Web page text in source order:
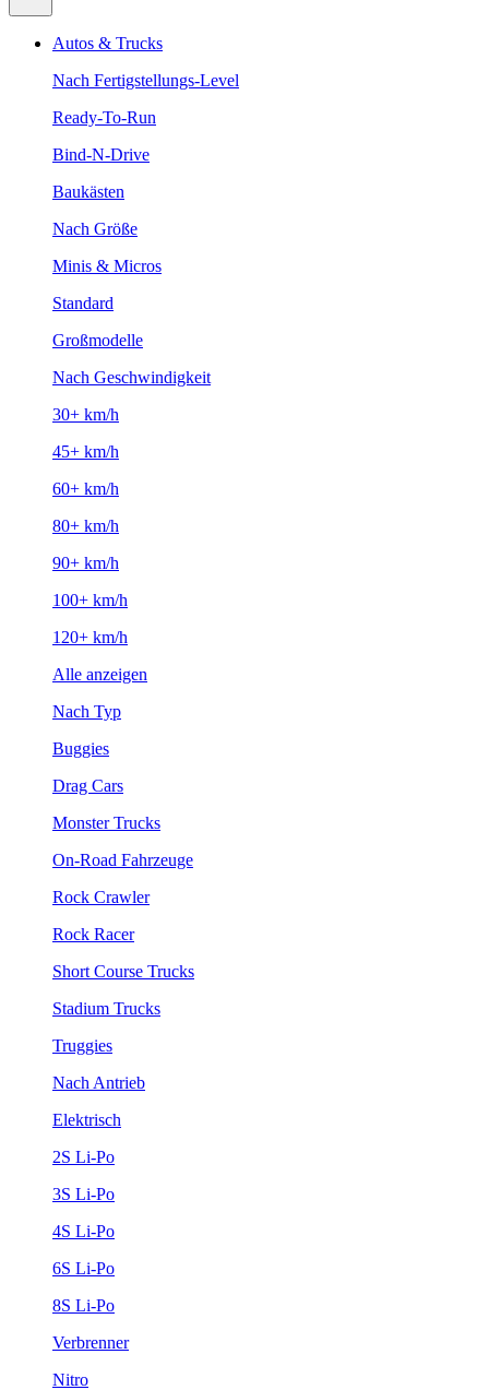
Autos & Trucks
Nach Fertigstellungs-Level
Ready-To-Run
Bind-N-Drive
Baukästen
Nach Größe
Minis & Micros
Standard
Großmodelle
Nach Geschwindigkeit
30+ km/h
45+ km/h
60+ km/h
80+ km/h
90+ km/h
100+ km/h
120+ km/h
Alle anzeigen
Nach Typ
Buggies
Drag Cars
Monster Trucks
On-Road Fahrzeuge
Rock Crawler
Rock Racer
Short Course Trucks
Stadium Trucks
Truggies
Nach Antrieb
Elektrisch
2S Li-Po
3S Li-Po
4S Li-Po
6S Li-Po
8S Li-Po
Verbrenner
Nitro